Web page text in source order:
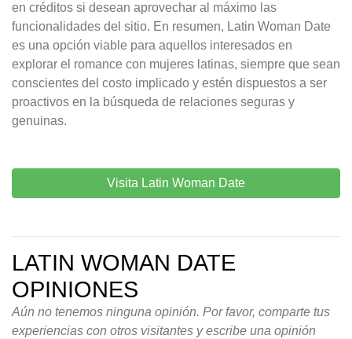
en créditos si desean aprovechar al máximo las
funcionalidades del sitio. En resumen, Latin Woman Date
es una opción viable para aquellos interesados en
explorar el romance con mujeres latinas, siempre que sean
conscientes del costo implicado y estén dispuestos a ser
proactivos en la búsqueda de relaciones seguras y
genuinas.
Visita Latin Woman Date
LATIN WOMAN DATE
OPINIONES
Aún no tenemos ninguna opinión. Por favor, comparte tus
experiencias con otros visitantes y escribe una opinión